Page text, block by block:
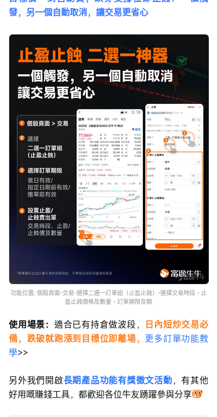
發，另一個自動取消，讓交易更省心
功能位置: 個股頁面-交易-選擇二選一訂單組（止盈止蝕）-選擇交易時段、止
盈止蝕價格及數量、訂單期限及類
使用場景： 適合已有持倉做波段，
日內短炒交易必
備，跌破就跑漲到目標位即離場， 更多訂單功能教
學>>
另外我們開啟長期產品功能有獎徵文活動，有其他
好用嘅賺錢工具，都歡迎各位牛友踴躍參與分享